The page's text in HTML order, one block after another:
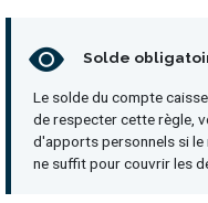
Solde
Le solde du compte
de respecter cette règle,
d'apports personnels si
ne suffit pour couvrir les